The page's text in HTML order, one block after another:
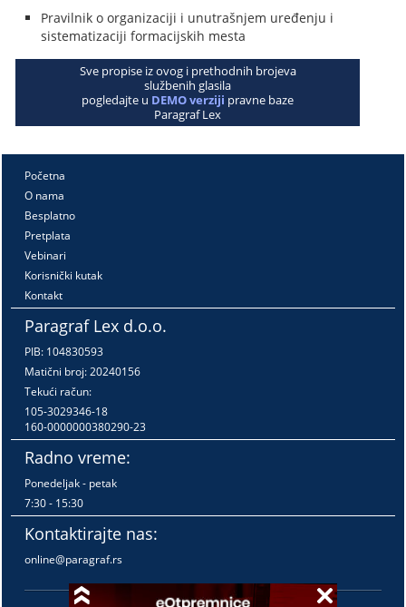
Pravilnik o organizaciji i unutrašnjem uređenju i
sistematizaciji formacijskih mesta
Sve propise iz ovog i prethodnih brojeva
službenih glasila
pogledajte u DEMO verziji pravne baze
Paragraf Lex
Početna
O nama
Besplatno
Pretplata
Vebinari
Korisnički kutak
Kontakt
Paragraf Lex d.o.o.
PIB: 104830593
Matični broj: 20240156
Tekući račun:
105-3029346-18
160-0000000380290-23
Radno vreme:
Ponedeljak - petak
7:30 - 15:30
Kontaktirajte nas:
online@paragraf.rs